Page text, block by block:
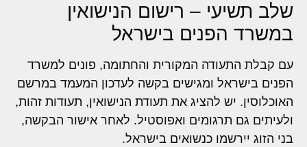
שלב תשיעי – רישום הנישואין
במשרד הפנים בישראל
עם קבלת התעודה המקורית והחתומה, פונים למשרד
הפנים בישראל ומגישים בקשה לעדכון המעמד במרשם
האוכלוסין. יש להציג את תעודת הנישואין, תעודות זהות,
ולעיתים גם תרגומים ואפוסטיל. לאחר אישור הבקשה,
בני הזוג יירשמו כנשואים בישראל.